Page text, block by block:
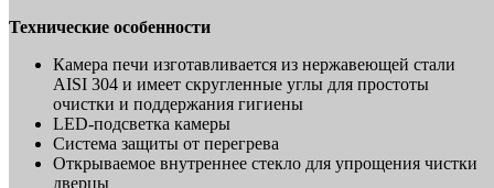
Технические особенности
Камера печи изготавливается из нержавеющей стали
AISI 304 и имеет скругленные углы для простоты
очистки и поддержания гигиены
LED-подсветка камеры
Система защиты от перегрева
Открываемое внутреннее стекло для упрощения чистки
дверцы